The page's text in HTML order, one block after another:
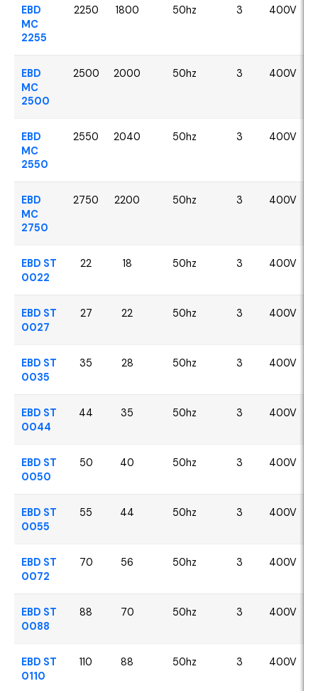
EBD
MC
2255
2250 1800 50hz 3 400V
EBD
MC
2500
2500 2000 50hz 3 400V
EBD
MC
2550
2550 2040 50hz 3 400V
EBD
MC
2750
2750 2200 50hz 3 400V
EBD ST
0022
22 18 50hz 3 400V
EBD ST
0027
27 22 50hz 3 400V
EBD ST
0035
35 28 50hz 3 400V
EBD ST
0044
44 35 50hz 3 400V
EBD ST
0050
50 40 50hz 3 400V
EBD ST
0055
55 44 50hz 3 400V
EBD ST
0072
70 56 50hz 3 400V
EBD ST
0088
88 70 50hz 3 400V
EBD ST
0110
110 88 50hz 3 400V